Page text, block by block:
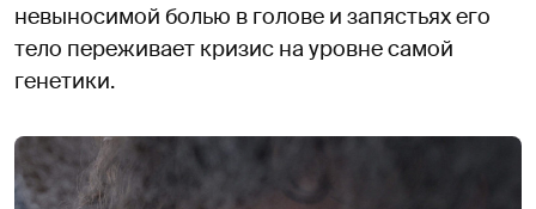
невыносимой болью в голове и запястьях его
тело переживает кризис на уровне самой
генетики.